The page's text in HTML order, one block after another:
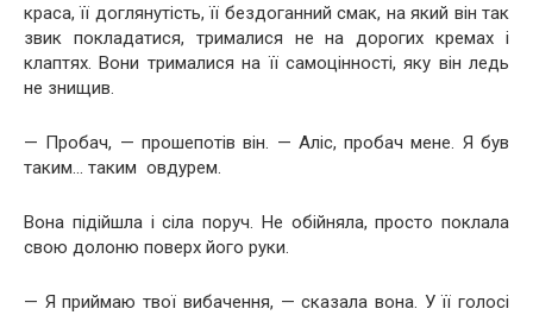
краса, її доглянутість, її бездоганний смак, на який він так
звик покладатися, трималися не на дорогих кремах і
клаптях. Вони трималися на її самоцінності, яку він ледь
не знищив.
— Пробач, — прошепотів він. — Аліс, пробач мене. Я був
таким… таким овдурем.
Вона підійшла і сіла поруч. Не обійняла, просто поклала
свою долоню поверх його руки.
— Я приймаю твої вибачення, — сказала вона. У її голосі